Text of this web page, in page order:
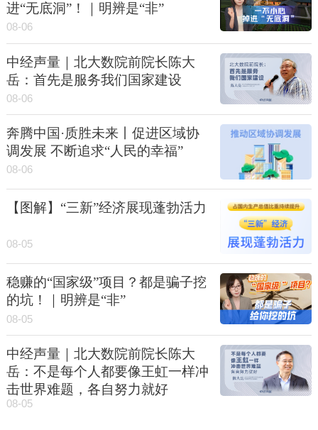
进“无底洞”！｜明辨是“非”
08-06
中经声量｜北大数院前院长陈大
岳：首先是服务我们国家建设
08-06
奔腾中国·质胜未来丨促进区域协
调发展 不断追求“人民的幸福”
08-06
【图解】“三新”经济展现蓬勃活力
08-05
稳赚的“国家级”项目？都是骗子挖
的坑！｜明辨是“非”
08-05
中经声量｜北大数院前院长陈大
岳：不是每个人都要像王虹一样冲
击世界难题，各自努力就好
08-05